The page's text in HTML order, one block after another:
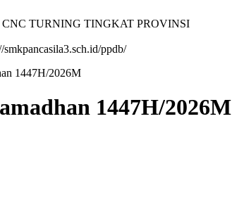
TURNING TINGKAT PROVINSI
ppdb/
1447H/2026M
1447H/2026M